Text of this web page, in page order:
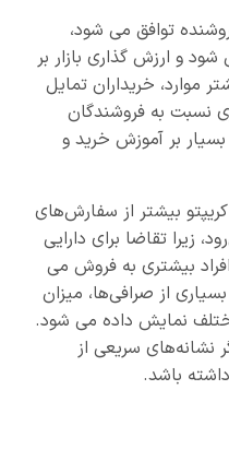
توافق می شود،
و ارزش گذاری بازار بر
موارد، خریداران تمایل
نسبت به فروشندگان
بر آموزش خرید و
بیشتر از سفارش‌های
زیرا تقاضا برای دارایی
بیشتری به فروش می
از صرافی‌ها، میزان
نمایش داده می شود.
نشانه‌های سریعی از
باشد.